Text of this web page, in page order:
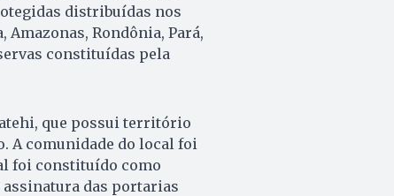
distribuídas nos
Amazonas, Rondônia, Pará,
constituídas pela
que possui território
A comunidade do local foi
foi constituído como
assinatura das portarias